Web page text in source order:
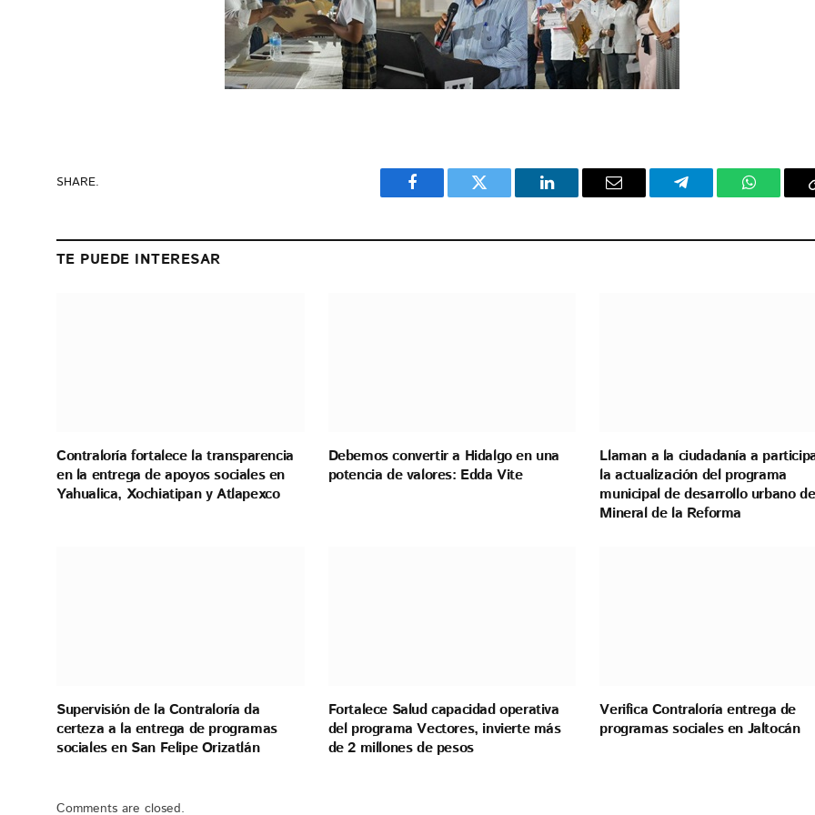
SHARE.
Facebook Twitter LinkedIn Email Telegram
TE PUEDE INTERESAR
Contraloría fortalece la transparencia
en la entrega de apoyos sociales en
Yahualica, Xochiatipan y Atlapexco
Debemos convertir a Hidalgo en una
potencia de valores: Edda Vite
Llaman a la ciudadanía a
la actualización del programa
municipal de desarrollo urbano de
Mineral de la Reforma
Supervisión de la Contraloría da
certeza a la entrega de programas
sociales en San Felipe Orizatlán
Fortalece Salud capacidad operativa
del programa Vectores, invierte más
de 2 millones de pesos
Verifica Contraloría entrega de
programas sociales en Jaltocán
Comments are closed.